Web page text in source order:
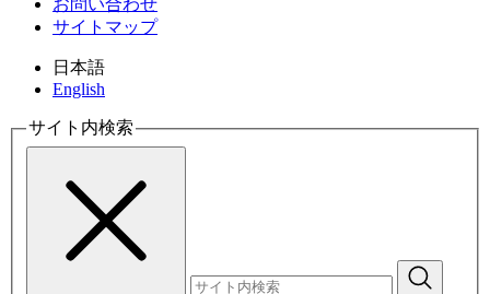
お問い合わせ
サイトマップ
日本語
English
サイト内検索